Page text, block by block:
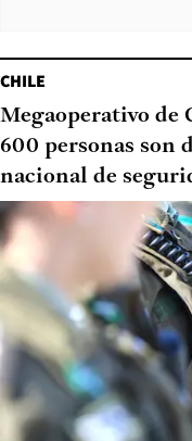
CHILE
Megaoperativo de
600 personas son
nacional de